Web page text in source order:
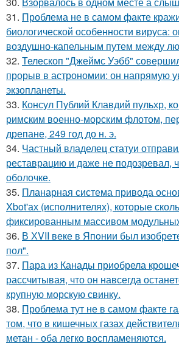
31. Проблема не в самом факте
биологической особенности вируса:
воздушно-капельным путем между
32. Телескоп "Джеймс Уэбб"
прорыв в астрономии: он напрямую
экзопланеты.
33. Консул Публий Клавдий пульхр,
римским военно-морским флотом,
дрепане, 249 год до н. э.
34. Частный владелец статуи
реставрацию и даже не подозревал,
оболочке.
35. Планарная система привода
Xbot'ах (исполнителях), которые
фиксированным массивом
36. В ХVII веке в Япoнии был
пол".
37. Пара из Канады приобрела
рассчитывая, что он навсегда
крупную морскую свинку.
38. Проблема тут не в самом факте
том, что в кишечных газах
метан - оба легко воспламеняются.